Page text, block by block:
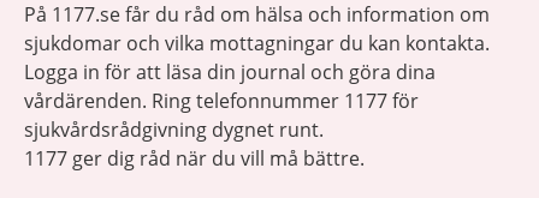
På 1177.se får du råd om hälsa och information om
sjukdomar och vilka mottagningar du kan kontakta.
Logga in för att läsa din journal och göra dina
vårdärenden. Ring telefonnummer 1177 för
sjukvårdsrådgivning dygnet runt.
1177 ger dig råd när du vill må bättre.